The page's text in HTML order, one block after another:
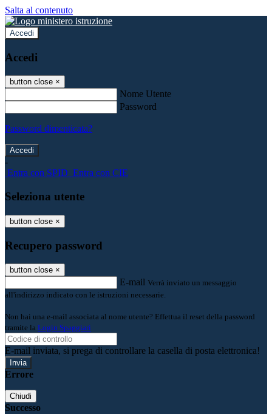
Salta al contenuto
Accedi
Accedi
button close ×
Nome Utente
Password
Password dimenticata?
-
Entra con SPID Entra con CIE
Seleziona utente
button close ×
Recupero password
button close ×
E-mail Verrà inviato un messaggio
all'indirizzo indicato con le istruzioni necessarie.
Non hai una e-mail associata al nome utente? Effettua il reset della password
tramite la Login Spaggiari
E-mail inviata, si prega di controllare la casella di posta elettronica!
Errore
Chiudi
Successo